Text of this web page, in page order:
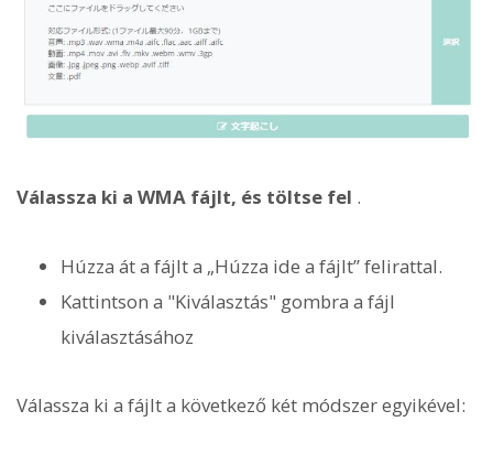
Válassza ki a WMA fájlt, és töltse fel .
Húzza át a fájlt a „Húzza ide a fájlt” felirattal.
Kattintson a "Kiválasztás" gombra a fájl
kiválasztásához
Válassza ki a fájlt a következő két módszer egyikével: